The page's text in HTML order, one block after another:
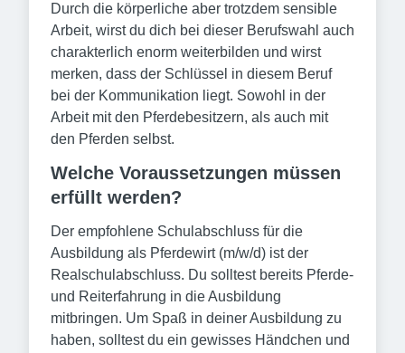
Durch die körperliche aber trotzdem sensible
Arbeit, wirst du dich bei dieser Berufswahl auch
charakterlich enorm weiterbilden und wirst
merken, dass der Schlüssel in diesem Beruf
bei der Kommunikation liegt. Sowohl in der
Arbeit mit den Pferdebesitzern, als auch mit
den Pferden selbst.
Welche Voraussetzungen müssen
erfüllt werden?
Der empfohlene Schulabschluss für die
Ausbildung als Pferdewirt (m/w/d) ist der
Realschulabschluss. Du solltest bereits Pferde-
und Reiterfahrung in die Ausbildung
mitbringen. Um Spaß in deiner Ausbildung zu
haben, solltest du ein gewisses Händchen und